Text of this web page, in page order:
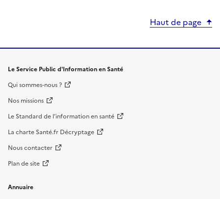
Haut de page
Le Service Public d'Information en Santé
Qui sommes-nous ?
Nos missions
Le Standard de l’information en santé
La charte Santé.fr Décryptage
Nous contacter
Plan de site
Annuaire